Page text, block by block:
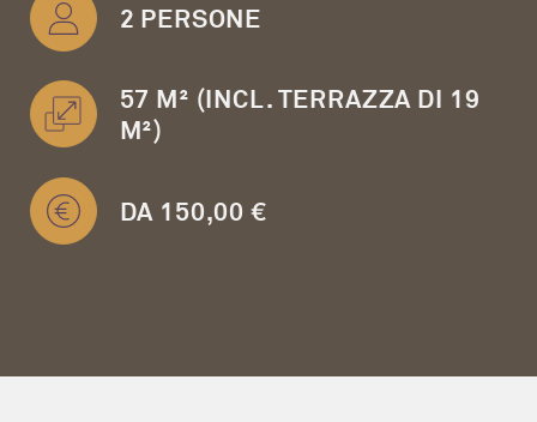
2 PERSONE
57 M² (INCL. TERRAZZA DI 19
M²)
DA 150,00 €